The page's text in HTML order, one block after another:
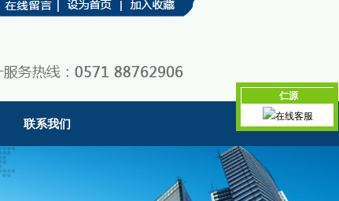
联系我们
仁源
在线客服